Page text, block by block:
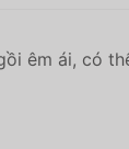
êm ái, có